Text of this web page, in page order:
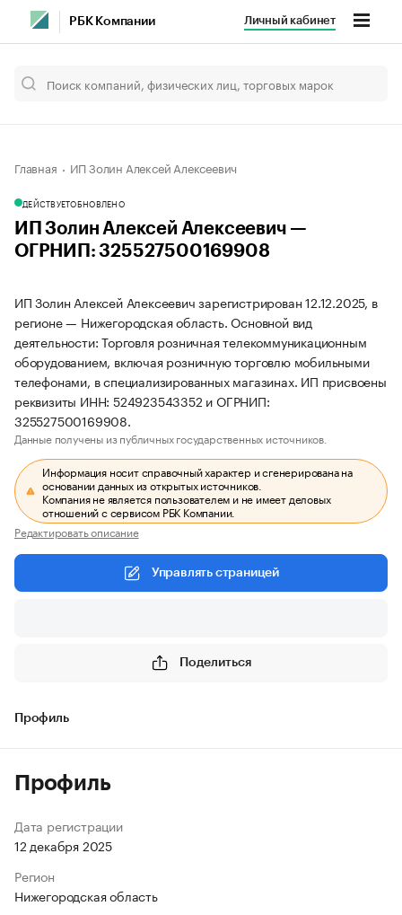
РБК Компании Личный кабинет
Главная ИП Золин Алексей Алексеевич
ДЕЙСТВУЕТОБНОВЛЕНО
ИП Золин Алексей Алексеевич —
ОГРНИП: 325527500169908
ИП Золин Алексей Алексеевич зарегистрирован 12.12.2025, в
регионе — Нижегородская область. Основной вид
деятельности: Торговля розничная телекоммуникационным
оборудованием, включая розничную торговлю мобильными
телефонами, в специализированных магазинах. ИП присвоены
реквизиты ИНН: 524923543352 и ОГРНИП:
325527500169908.
Данные получены из публичных государственных источников.
Информация носит справочный характер и сгенерирована на
основании данных из открытых источников.
Компания не является пользователем и не имеет деловых
отношений с сервисом РБК Компании.
Редактировать описание
Управлять страницей
Поделиться
Профиль
Профиль
Дата регистрации
12 декабря 2025
Регион
Нижегородская область